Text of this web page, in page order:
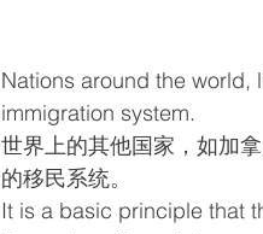
Nations around the
immigration system.
世界上的其他国家，如加
的移民系统。
It is a basic principle that